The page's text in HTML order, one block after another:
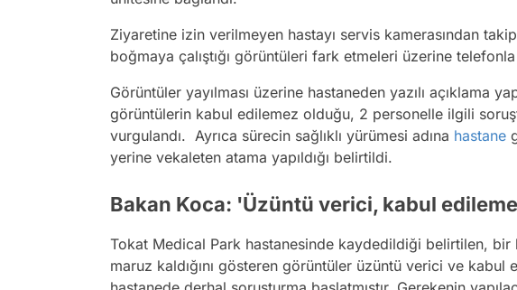
Ziyaretine izin verilmeyen hastayı servis kamerasından
boğmaya çalıştığı görüntüleri fark etmeleri üzerine
Görüntüler yayılması üzerine hastaneden yazılı açıklama
görüntülerin kabul edilemez olduğu, 2 personelle ilgili
vurgulandı. Ayrıca sürecin sağlıklı yürümesi adına hastane
yerine vekaleten atama yapıldığı belirtildi.
Bakan Koca: 'Üzüntü verici, kabul
Tokat Medical Park hastanesinde kaydedildiği belirtilen, bir
maruz kaldığını gösteren görüntüler üzüntü verici ve kabul